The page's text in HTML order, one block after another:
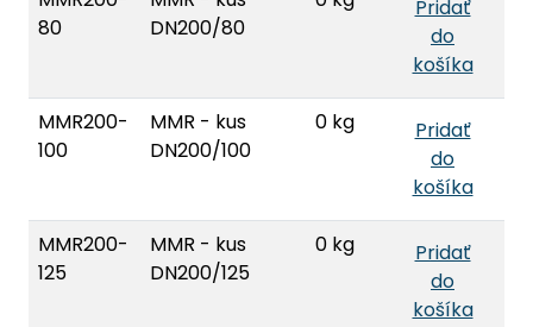
80
DN200/80
Pridať
do
košíka
MMR200-
100
MMR - kus
DN200/100
0 kg
Pridať
do
košíka
MMR200-
125
MMR - kus
DN200/125
0 kg
Pridať
do
košíka